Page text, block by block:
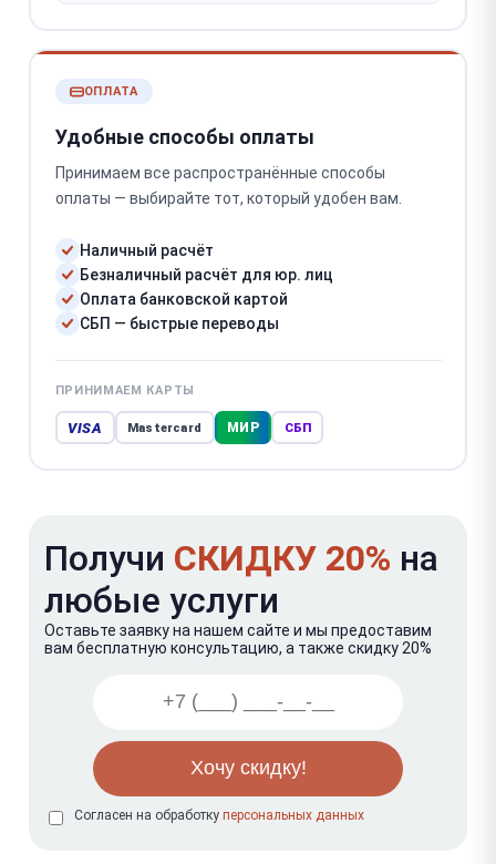
ОПЛАТА
Удобные способы оплаты
Принимаем все распространённые способы
оплаты — выбирайте тот, который удобен вам.
Наличный расчёт
Безналичный расчёт для юр. лиц
Оплата банковской картой
СБП — быстрые переводы
ПРИНИМАЕМ КАРТЫ
VISA Mastercard МИР СБП
Получи СКИДКУ 20% на
любые услуги
Оставьте заявку на нашем сайте и мы предоставим
вам бесплатную консультацию, а также скидку 20%
Согласен на обработку персональных данных